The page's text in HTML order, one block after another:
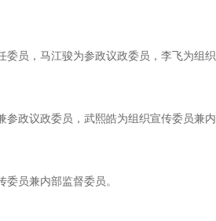
员，马江骏为参政议政委员，李飞为组
政议政委员，武熙皓为组织宣传委员兼
员兼内部监督委员。